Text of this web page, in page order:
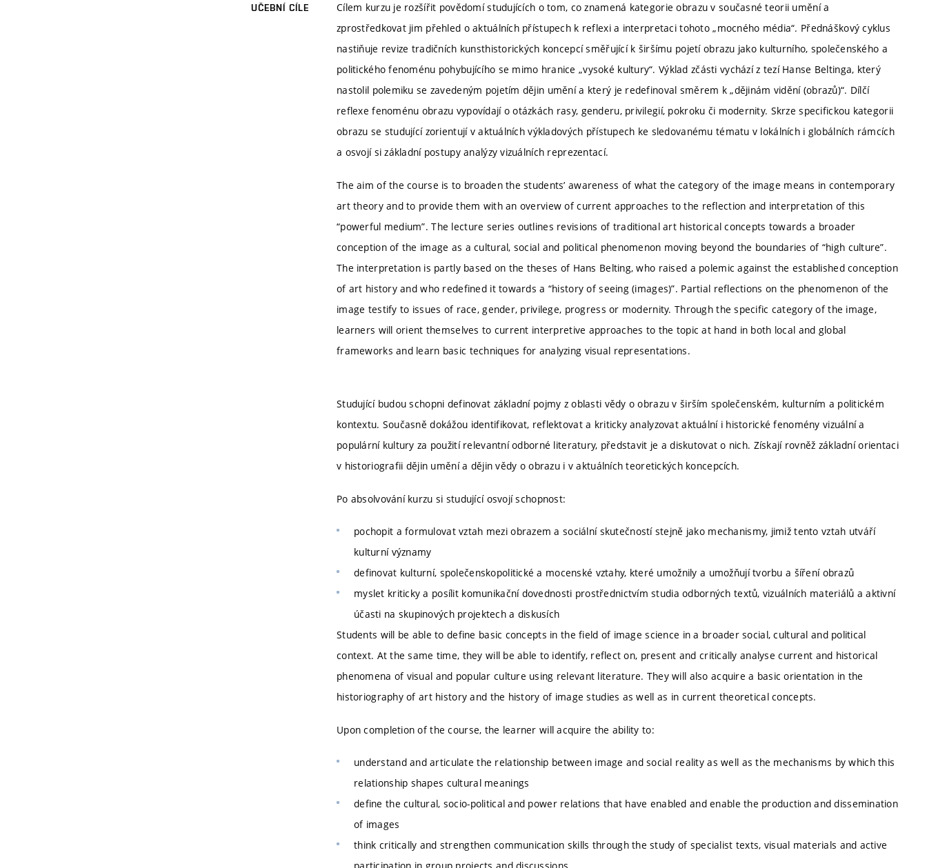
UČEBNÍ CÍLE
Cílem kurzu je rozšířit povědomí studujících o tom, co znamená kategorie obrazu v současné teorii umění a
zprostředkovat jim přehled o aktuálních přístupech k reflexi a interpretaci tohoto „mocného média“. Přednáškový cyklus
nastiňuje revize tradičních kunsthistorických koncepcí směřující k širšímu pojetí obrazu jako kulturního, společenského a
politického fenoménu pohybujícího se mimo hranice „vysoké kultury“. Výklad zčásti vychází z tezí Hanse Beltinga, který
nastolil polemiku se zavedeným pojetím dějin umění a který je redefinoval směrem k „dějinám vidění (obrazů)“. Dílčí
reflexe fenoménu obrazu vypovídají o otázkách rasy, genderu, privilegií, pokroku či modernity. Skrze specifickou kategorii
obrazu se studující zorientují v aktuálních výkladových přístupech ke sledovanému tématu v lokálních i globálních rámcích
a osvojí si základní postupy analýzy vizuálních reprezentací.
The aim of the course is to broaden the students’ awareness of what the category of the image means in contemporary
art theory and to provide them with an overview of current approaches to the reflection and interpretation of this
“powerful medium”. The lecture series outlines revisions of traditional art historical concepts towards a broader
conception of the image as a cultural, social and political phenomenon moving beyond the boundaries of “high culture”.
The interpretation is partly based on the theses of Hans Belting, who raised a polemic against the established conception
of art history and who redefined it towards a “history of seeing (images)”. Partial reflections on the phenomenon of the
image testify to issues of race, gender, privilege, progress or modernity. Through the specific category of the image,
learners will orient themselves to current interpretive approaches to the topic at hand in both local and global
frameworks and learn basic techniques for analyzing visual representations.
Studující budou schopni definovat základní pojmy z oblasti vědy o obrazu v širším společenském, kulturním a politickém
kontextu. Současně dokážou identifikovat, reflektovat a kriticky analyzovat aktuální i historické fenomény vizuální a
populární kultury za použití relevantní odborné literatury, představit je a diskutovat o nich. Získají rovněž základní orientaci
v historiografii dějin umění a dějin vědy o obrazu i v aktuálních teoretických koncepcích.
Po absolvování kurzu si studující osvojí schopnost:
pochopit a formulovat vztah mezi obrazem a sociální skutečností stejně jako mechanismy, jimiž tento vztah utváří
kulturní významy
definovat kulturní, společenskopolitické a mocenské vztahy, které umožnily a umožňují tvorbu a šíření obrazů
myslet kriticky a posílit komunikační dovednosti prostřednictvím studia odborných textů, vizuálních materiálů a aktivní
účasti na skupinových projektech a diskusích
Students will be able to define basic concepts in the field of image science in a broader social, cultural and political
context. At the same time, they will be able to identify, reflect on, present and critically analyse current and historical
phenomena of visual and popular culture using relevant literature. They will also acquire a basic orientation in the
historiography of art history and the history of image studies as well as in current theoretical concepts.
Upon completion of the course, the learner will acquire the ability to:
understand and articulate the relationship between image and social reality as well as the mechanisms by which this
relationship shapes cultural meanings
define the cultural, socio-political and power relations that have enabled and enable the production and dissemination
of images
think critically and strengthen communication skills through the study of specialist texts, visual materials and active